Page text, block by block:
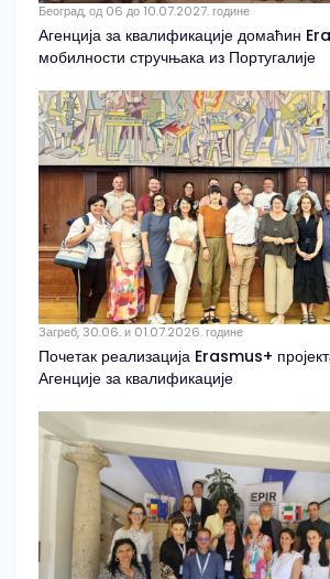
Београд, од 06 до 10.07.2027. године
Агенција за квалификације домаћин
мобилности стручњака из Португалије
Загреб, 30.06. и 01.07.2026. године
Почетак реализација Erasmus+
Агенције за квалификације